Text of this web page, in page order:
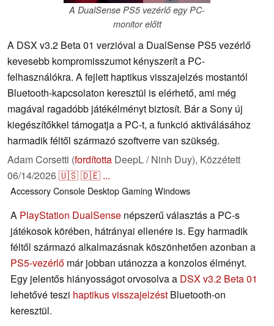
A DualSense PS5 vezérlő egy PC-
monitor előtt
A DSX v3.2 Beta 01 verzióval a DualSense PS5 vezérlő
kevesebb kompromisszumot kényszerít a PC-
felhasználókra. A fejlett haptikus visszajelzés mostantól
Bluetooth-kapcsolaton keresztül is elérhető, ami még
magával ragadóbb játékélményt biztosít. Bár a Sony új
kiegészítőkkel támogatja a PC-t, a funkció aktiválásához
harmadik féltől származó szoftverre van szükség.
Adam Corsetti (fordította DeepL / Ninh Duy), Közzétett
06/14/2026🇺🇸🇩🇪 ...
AccessoryConsole DesktopGaming Windows
A PlayStation DualSense népszerű választás a PC-s
játékosok körében, hátrányai ellenére is. Egy harmadik
féltől származó alkalmazásnak köszönhetően azonban a
PS5-vezérlő már jobban utánozza a konzolos élményt.
Egy jelentős hiányosságot orvosolva a DSX v3.2 Beta 01
lehetővé teszi haptikus visszajelzést Bluetooth-on
keresztül.